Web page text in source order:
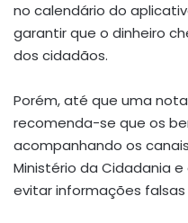
no calendário do
garantir que o dinheiro
dos cidadãos.
Porém, até que uma
recomenda-se que os
acompanhando os
Ministério da Cidadania
evitar informações falsas